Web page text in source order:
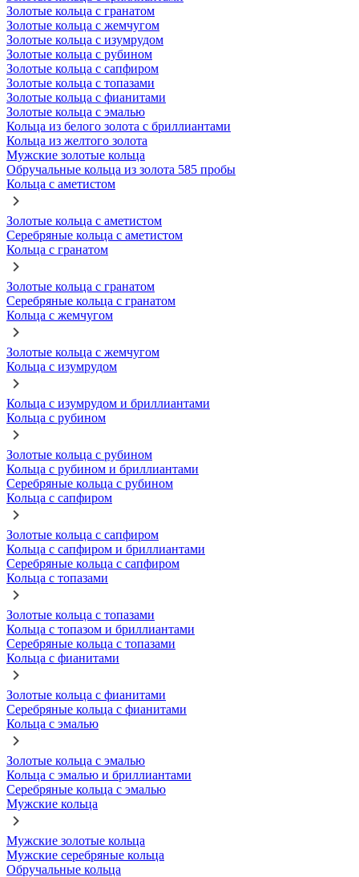
Золотые кольца с гранатом
Золотые кольца с жемчугом
Золотые кольца с изумрудом
Золотые кольца с рубином
Золотые кольца с сапфиром
Золотые кольца с топазами
Золотые кольца с фианитами
Золотые кольца с эмалью
Кольца из белого золота с бриллиантами
Кольца из желтого золота
Мужские золотые кольца
Обручальные кольца из золота 585 пробы
Кольца с аметистом
Золотые кольца с аметистом
Серебряные кольца с аметистом
Кольца с гранатом
Золотые кольца с гранатом
Серебряные кольца с гранатом
Кольца с жемчугом
Золотые кольца с жемчугом
Кольца с изумрудом
Кольца с изумрудом и бриллиантами
Кольца с рубином
Золотые кольца с рубином
Кольца с рубином и бриллиантами
Серебряные кольца с рубином
Кольца с сапфиром
Золотые кольца с сапфиром
Кольца с сапфиром и бриллиантами
Серебряные кольца с сапфиром
Кольца с топазами
Золотые кольца с топазами
Кольца с топазом и бриллиантами
Серебряные кольца с топазами
Кольца с фианитами
Золотые кольца с фианитами
Серебряные кольца с фианитами
Кольца с эмалью
Золотые кольца с эмалью
Кольца с эмалью и бриллиантами
Серебряные кольца с эмалью
Мужские кольца
Мужские золотые кольца
Мужские серебряные кольца
Обручальные кольца